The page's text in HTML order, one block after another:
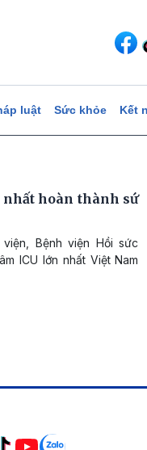
luật Sức khỏe Kết
nhất hoàn thành sứ
Bệnh viện Hồi sức
ICU lớn nhất Việt Nam